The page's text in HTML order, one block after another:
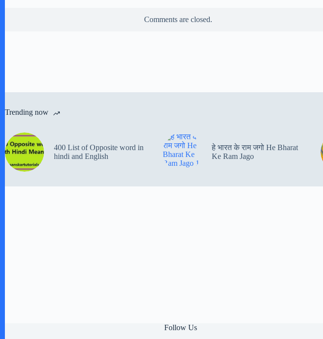
Comments are closed.
Trending now
400 List of Opposite word in
hindi and English
हे भारत के राम जगो He Bharat
Ke Ram Jago
Follow Us